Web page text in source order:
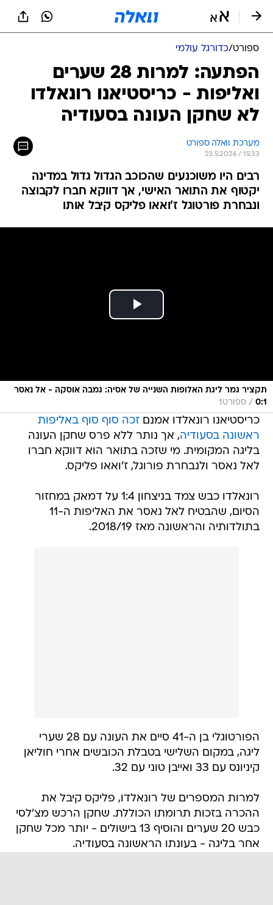
ספורט/כדורגל עולמי
הפתעה: למרות 28 שערים
ואליפות - כריסטיאנו רונאלדו
לא שחקן העונה בסעודיה
מערכת וואלה ספורט
23.5.2026 / 15:33
רבים היו משוכנעים שהכוכב הגדול גדול במדינה
יקטוף את התואר האישי, אך דווקא חברו לקבוצה
ונבחרת פורטוגל ז'ואאו פליקס קיבל אותו
תקציר גמר ליגת האלופות השנייה של אסיה: גמבה אוסקה - אל נאסר
0:1
/ ספורט1
כריסטיאנו רונאלדו אמנםזכה סוף סוף באליפות
ראשונה בסעודיה, אך נותר ללא פרס שחקן העונה
בליגה המקומית. מי שזכה בתואר הוא דווקא חברו
לאל נאסר ולנבחרת פורוגל, ז'ואאו פליקס.
רונאלדו כבש צמד בניצחון 1:4 על דמאק במחזור
הסיום, שהבטיח לאל נאסר את האליפות ה-11
בתולדותיה והראשונה מאז 2018/19.
הפורטוגלי בן ה-41 סיים את העונה עם 28 שערי
ליגה, במקום השלישי בטבלת הכובשים אחרי חוליאן
קיניונס עם 33 ואייבן טוני עם 32.
למרות המספרים של רונאלדו, פליקס קיבל את
ההכרה בזכות תרומתו הכוללת. שחקן הרכש מצ'לסי
כבש 20 שערים והוסיף 13 בישולים - יותר מכל שחקן
אחר בליגה - בעונתו הראשונה בסעודיה.